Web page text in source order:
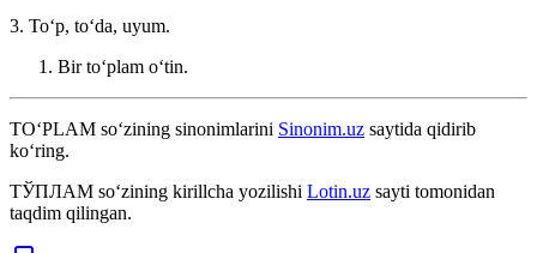
3. Toʻp, toʻda, uyum.
Bir toʻplam oʻtin.
TO‘PLAM so‘zining sinonimlarini Sinonim.uz saytida qidirib
ko‘ring.
ТЎПЛАМ so‘zining kirillcha yozilishi Lotin.uz sayti tomonidan
taqdim qilingan.